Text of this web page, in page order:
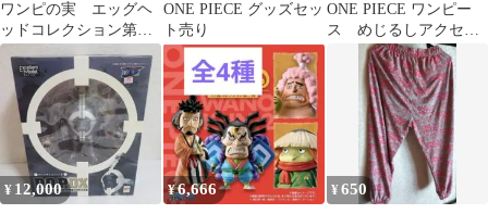
ワンピの実 エッグヘ
ッドコレクション第一
弾 コンプリートセ
ット フルコンプ
ONE PIECE グッズセッ
ト売り
ONE PIECE ワンピー
ス めじるしアクセサ
リー エース帽子
¥ 12,000 ¥6,666 ¥650